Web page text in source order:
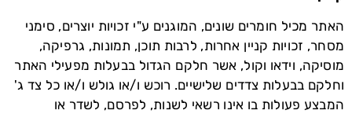
האתר מכיל חומרים שונים, המוגנים ע"י זכויות יוצרים, סימני
מסחר, זכויות קניין אחרות, לרבות תוכן, תמונות, גרפיקה,
מוסיקה, וידאו וקול, אשר חלקם הגדול בבעלות מפעילי האתר
וחלקם בבעלות צדדים שלישיים. רוכש ו/או גולש ו/או כל צד ג'
המבצע פעולות בו אינו רשאי לשנות, לפרסם, לשדר או